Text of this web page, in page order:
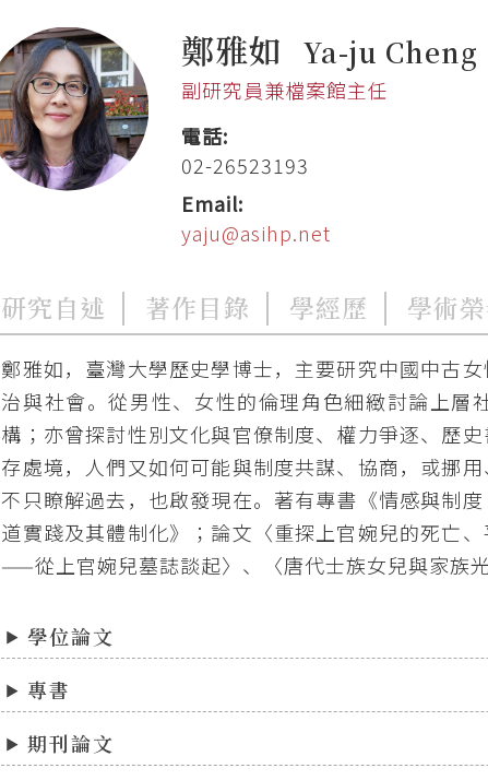
鄭雅如 Ya-ju Cheng
副研究員兼檔案館主任
電話:
02-26523193
Email:
yaju@asihp.net
研究自述 著作目錄 學經歷 學術
鄭雅如，臺灣大學歷史學博士，主要研究中國中古
治與社會。從男性、女性的倫理角色細緻討論上
構；亦曾探討性別文化與官僚制度、權力爭逐、歷
存處境，人們又如何可能與制度共謀、協商，或挪
不只瞭解過去，也啟發現在。著有專書《情感與制
道實踐及其體制化》；論文〈重探上官婉兒的死亡
——從上官婉兒墓誌談起〉、〈唐代士族女兒與家族
學位論文
專書
期刊論文